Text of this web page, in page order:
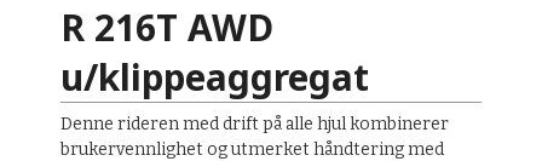
R 216T AWD
u/klippeaggregat
Denne rideren med drift på alle hjul kombinerer
brukervennlighet og utmerket håndtering med